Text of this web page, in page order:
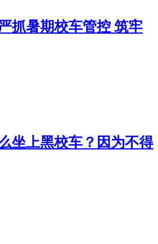
抓暑期校车管控 筑牢
坐上黑校车？因为不得